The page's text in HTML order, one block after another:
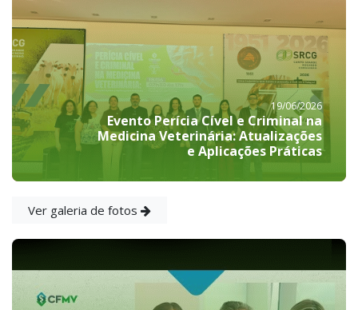
19/06/2026
Evento Perícia Cível e Criminal na
Medicina Veterinária: Atualizações
e Aplicações Práticas
Ver galeria de fotos